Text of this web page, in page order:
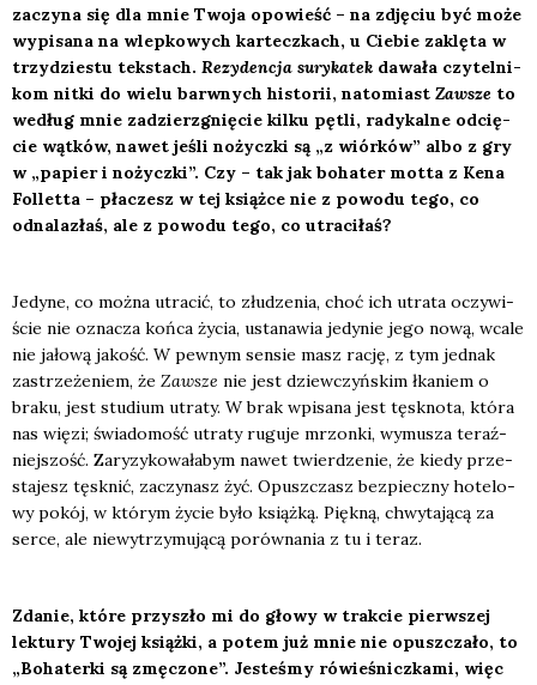
zaczy­na się dla mnie Two­ja opo­wieść – na zdję­ciu być może
wypi­sa­na na wlep­ko­wych kar­tecz­kach, u Cie­bie zaklę­ta w
trzy­dzie­stu tek­stach. Rezy­den­cja sury­ka­tek dawa­ła czy­tel­ni­
kom nit­ki do wie­lu barw­nych histo­rii, nato­miast Zawsze to
według mnie zadzierz­gnię­cie kil­ku pętli, rady­kal­ne odcię­
cie wąt­ków, nawet jeśli nożycz­ki są „z wiór­ków” albo z gry
w „papier i nożycz­ki”. Czy – tak jak boha­ter mot­ta z Kena
Fol­let­ta – pła­czesz w tej książ­ce nie z powo­du tego, co
odna­la­złaś, ale z powo­du tego, co utra­ci­łaś?
Jedy­ne, co moż­na utra­cić, to złu­dze­nia, choć ich utra­ta oczy­wi­
ście nie ozna­cza koń­ca życia, usta­na­wia jedy­nie jego nową, wca­le
nie jało­wą jakość. W pew­nym sen­sie masz rację, z tym jed­nak
zastrze­że­niem, że Zawsze nie jest dziew­czyń­skim łka­niem o
bra­ku, jest stu­dium utra­ty. W brak wpi­sa­na jest tęsk­no­ta, któ­ra
nas wię­zi; świa­do­mość utra­ty rugu­je mrzon­ki, wymu­sza teraź­
niej­szość. Zary­zy­ko­wa­ła­bym nawet twier­dze­nie, że kie­dy prze­
sta­jesz tęsk­nić, zaczy­nasz żyć. Opusz­czasz bez­piecz­ny hote­lo­
wy pokój, w któ­rym życie było książ­ką. Pięk­ną, chwy­ta­ją­cą za
ser­ce, ale nie­wy­trzy­mu­ją­cą porów­na­nia z tu i teraz.
Zda­nie, któ­re przy­szło mi do gło­wy w trak­cie pierw­szej
lek­tu­ry Two­jej książ­ki, a potem już mnie nie opusz­cza­ło, to
„Boha­ter­ki są zmę­czo­ne”. Jeste­śmy rówie­śnicz­ka­mi, więc